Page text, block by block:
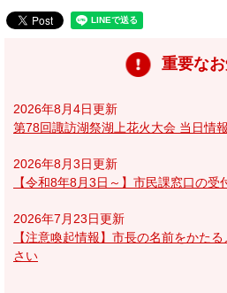
重要な
2026年8月4日更新
第78回諏訪湖祭湖上花火大会 当日情報
2026年8月3日更新
【令和8年8月3日～】市民課窓口の受
2026年7月23日更新
【注意喚起情報】市長の名前をかた
さい